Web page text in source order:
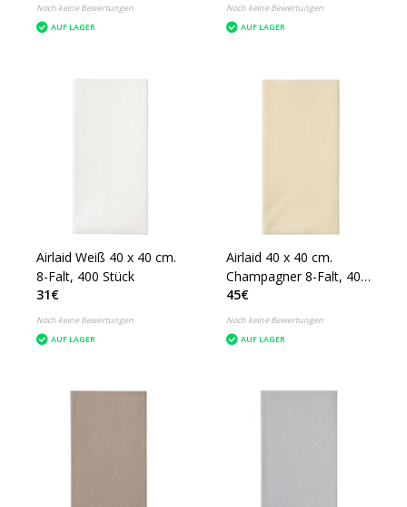
Noch keine Bewertungen
AUF LAGER
Noch keine Bewertungen
AUF LAGER
Airlaid Weiß 40 x 40 cm.
8-Falt, 400 Stück
31€
Noch keine Bewertungen
AUF LAGER
Airlaid 40 x 40 cm.
Champagner 8-Falt, 400
Stück
45€
Noch keine Bewertungen
AUF LAGER